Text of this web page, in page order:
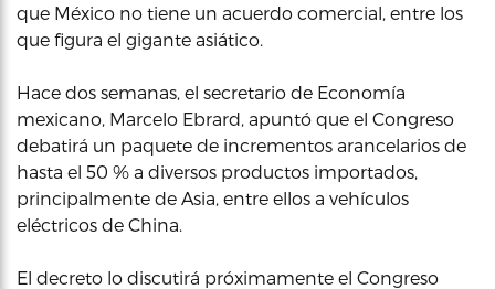
que México no tiene un acuerdo comercial, entre los
que figura el gigante asiático.
Hace dos semanas, el secretario de Economía
mexicano, Marcelo Ebrard, apuntó que el Congreso
debatirá un paquete de incrementos arancelarios de
hasta el 50 % a diversos productos importados,
principalmente de Asia, entre ellos a vehículos
eléctricos de China.
El decreto lo discutirá próximamente el Congreso